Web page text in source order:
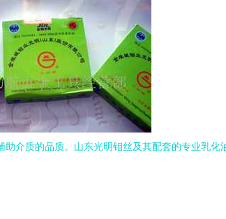
介质的品质。山东光明钼丝及其配套的专业乳